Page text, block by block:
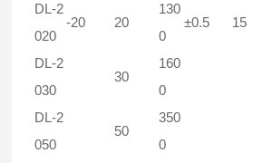
-20 ±0.5 15
DL-2
020
20
130
0
DL-2
030
30
160
0
DL-2
050
50
350
0